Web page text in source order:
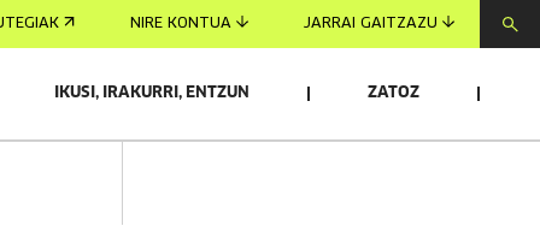
NIRE KONTUA JARRAI GAITZAZU
IKUSI, IRAKURRI, ENTZUN ZATOZ